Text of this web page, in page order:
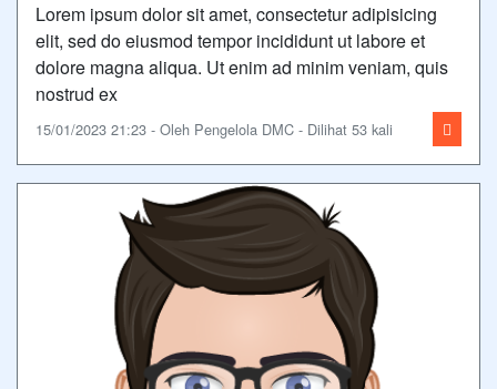
Lorem ipsum dolor sit amet, consectetur adipisicing
elit, sed do eiusmod tempor incididunt ut labore et
dolore magna aliqua. Ut enim ad minim veniam, quis
nostrud ex
15/01/2023 21:23 - Oleh Pengelola DMC - Dilihat 53 kali